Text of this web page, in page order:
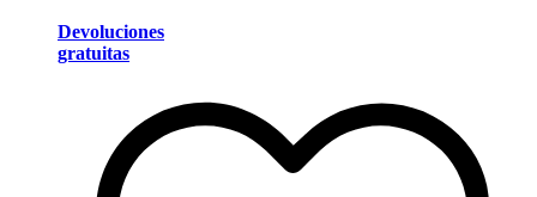
Devoluciones
gratuitas